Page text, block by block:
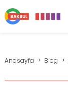
Anasayfa Blog